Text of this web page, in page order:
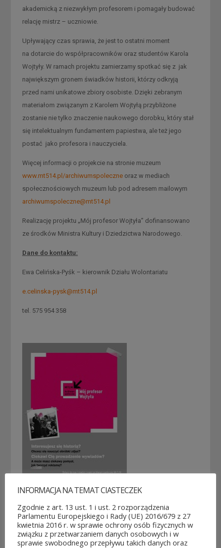
akademicką z niezwykłym profesorem i pomagały budować
relację mistrz – uczniowie.
Upływający czas sprawia, że jest to ostatni moment
na dotarcie do współpracowników oraz studentów Karola
Wojtyły. W ramach projektu zamierzamy spotkać się z jak
największym gronem świadków historii, którzy odkryją
przed nami unikatowe zbiory osobiste. Dzięki zebranym
materiałom związanym z Karolem Wojtyłą przybliżone
zostanie nie tylko znaczenie naukowego dorobku, który stał
się intelektualnym fundamentem papiestwa, ale też jego
postać jako profesora i nauczyciela.
Więcej informacji o projekcie na stronie muzeum
www.mt514.pl/archiwumspoleczneoraz w mediach
społecznościowych muzeum lub pod adresem mailowym
archiwumspoleczne@mt514.pl
Realizację projektu „Mój profesor Wojtyła” dofinansowano
ze środków Ministra Kultury i Dziedzictwa Narodowego.
Dane do kontaktu:
Ewa Celińska-Pyśk – kierownik Działu Wolontariatu
e.celinska-pysk@mt514.pl
tel. 575 954 358
POZOSTAŁE AKTUALNOŚCI
INFORMACJA NA TEMAT CIASTECZEK
Zgodnie z art. 13 ust. 1 i ust. 2 rozporządzenia
Parlamentu Europejskiego i Rady (UE) 2016/679 z 27
kwietnia 2016 r. w sprawie ochrony osób fizycznych w
związku z przetwarzaniem danych osobowych i w
sprawie swobodnego przepływu takich danych oraz